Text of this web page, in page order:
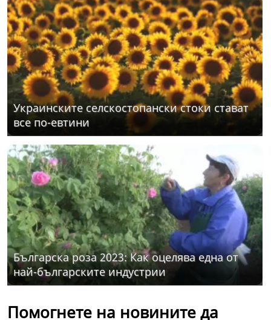
Украинските селскостопански стоки стават
все по-евтини
Българска роза 2023: Как оцелява една от
най-българските индустрии
Помогнете на новините да